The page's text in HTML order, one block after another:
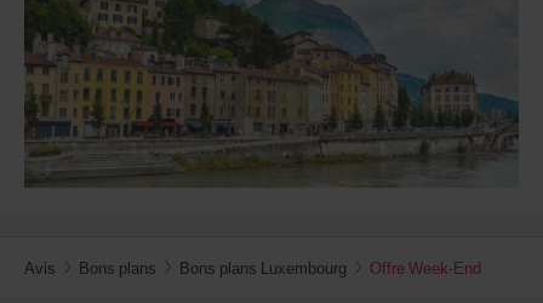
Avis Bons plans Bons plans Luxembourg Offre Week-End